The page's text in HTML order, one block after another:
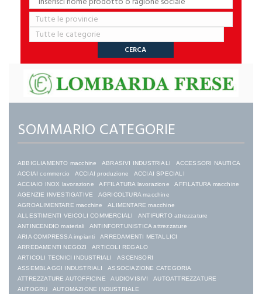
SOMMARIO CATEGORIE
ABBIGLIAMENTO macchine ABRASIVI INDUSTRIALI
ACCESSORI NAUTICA
ACCIAI commercio
ACCIAI produzione
ACCIAI SPECIALI
ACCIAIO INOX lavorazione
AFFILATURA lavorazione
AFFILATURA macchine
AGENZIE INVESTIGATIVE
AGRICOLTURA macchine
AGROALIMENTARE macchine
ALIMENTARE macchine
ALLESTIMENTI VEICOLI COMMERCIALI
ANTIFURTO attrezzature
ANTINCENDIO materiali
ANTINFORTUNISTICA attrezzature
ARIA COMPRESSA impianti
ARREDAMENTI METALLICI
ARREDAMENTI NEGOZI
ARTICOLI REGALO
ARTICOLI TECNICI INDUSTRIALI
ASCENSORI
ASSEMBLAGGI INDUSTRIALI
ASSOCIAZIONE CATEGORIA
ATTREZZATURE AUTOFFICINE
AUDIOVISIVI
AUTOATTREZZATURE
AUTOGRU
AUTOMAZIONE INDUSTRIALE